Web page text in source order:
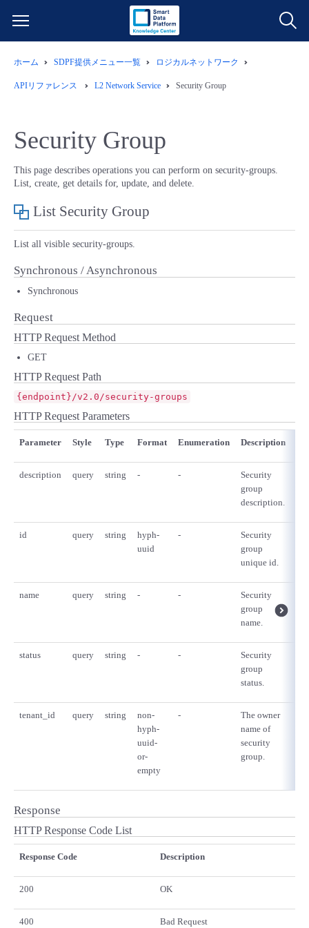
サービス一覧
クラウド/サーバー
ネットワーク
モニタリング/監査
管理機能
すべてのメニューを見る
データ利活用
クラウド/サーバー
サポート
管理機能
すべてのメニューを見る
料金情報
料金シミュレーター
クラウド/サーバー
IoT
モニタリング/監査
サポート
すべてのメニューを見る
ご利用開始ガイド
- 管理機能
■ セットアップガイド
- 新規お申し込み方法
- 初期設定・確認
- ユーザー機能の管理
- 登録情報の管理
- クラウド / サーバー
- vUTM2
ユースケース
- バックアップ
- データと分析
- IoT
- マルチクラウド利用
故障/メンテナンス情報
故障/メンテナンス履歴
メンテナンス予定
定期メンテナンス
パートナー
販売パートナー向けプログラム
協業パートナー
トレーニング/操作動画
脱炭素化
ホーム SDPF提供メニュー一覧 ロジカルネットワーク
APIリファレンス L2 Network Service Security Group
Security Group
This page describes operations you can perform on security-groups.
List, create, get details for, update, and delete.
List Security Group
List all visible security-groups.
Synchronous / Asynchronous
Synchronous
Request
HTTP Request Method
GET
HTTP Request Path
{endpoint}/v2.0/security-groups
HTTP Request Parameters
Parameter Style Type Format Enumeration Description
description query string - -
Security
group
description.
id query string
hyph-
uuid
-
Security
group
unique id.
name query string - -
Security
group
name.
status query string - -
Security
group
status.
tenant_id query string
non-
hyph-
uuid-
or-
empty
-
The owner
name of
security
group.
Response
HTTP Response Code List
Response Code Description
200 OK
400 Bad Request